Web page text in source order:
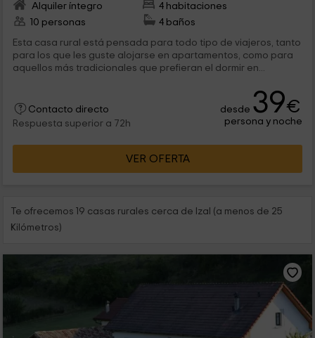
Alquiler íntegro
4 habitaciones
10 personas
4 baños
Esta casa rural está pensada para todo tipo de viajeros, tanto
para los que les guste alojarse en apartamentos, como para
aquellos más tradicionales que prefieran el dormir en...
Contacto directo
Respuesta superior a 72h
desde 39€
persona y noche
VER OFERTA
Te ofrecemos 19 casas rurales cerca de Izal (a menos de 25
Kilómetros)